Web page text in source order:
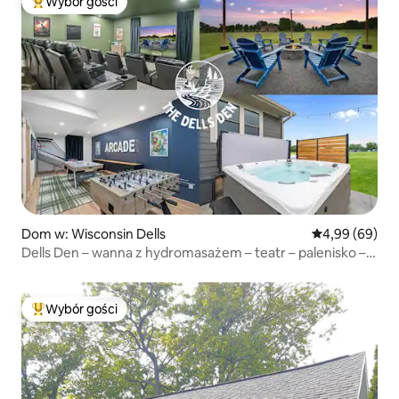
Najpopularniejsze z kategorii Wybór gości
Dom w: Wisconsin Dells Średnia
4,99 (69)
Dells Den – wanna z hydromasażem – teatr – palenisko –
Najpopularniejsze z kategorii Wybór gości
Wybór gości